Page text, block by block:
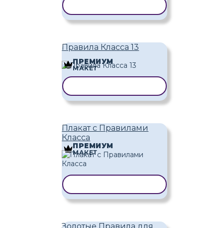
Правила Класса 13
ПРЕМИУМ
МАКЕТ
Плакат с Правилами
Класса
ПРЕМИУМ
МАКЕТ
Золотые Правила для